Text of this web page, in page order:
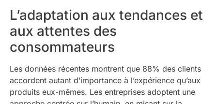
L’adaptation aux tendances et
aux attentes des
consommateurs
Les données récentes montrent que 88% des clients
accordent autant d’importance à l’expérience qu’aux
produits eux-mêmes. Les entreprises adoptent une